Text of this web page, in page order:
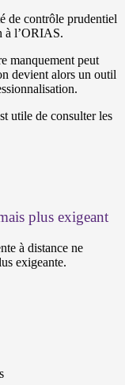
de contrôle prudentiel
à l’ORIAS.
manquement peut
devient alors un outil
utile de consulter les
plus exigeant
à distance ne
exigeante.